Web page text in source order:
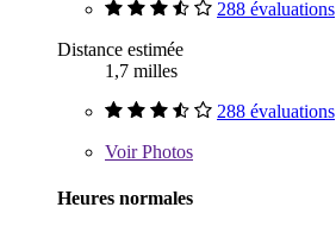
288 évaluations
Distance estimée
1,7 milles
288 évaluations
VoirPhotos
Heures normales